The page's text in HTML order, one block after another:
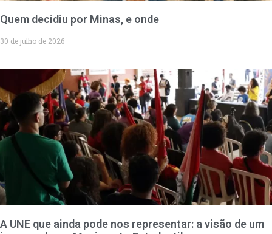
Quem decidiu por Minas, e onde
30 de julho de 2026
A UNE que ainda pode nos representar: a visão de um